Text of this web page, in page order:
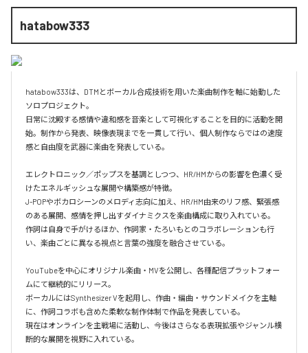
hatabow333
hatabow333は、DTMとボーカル合成技術を用いた楽曲制作を軸に始動した
ソロプロジェクト。
日常に沈殿する感情や違和感を音楽として可視化することを目的に活動を開
始。制作から発表、映像表現までを一貫して行い、個人制作ならではの速度
感と自由度を武器に楽曲を発表している。
エレクトロニック／ポップスを基調としつつ、HR/HMからの影響を色濃く受
けたエネルギッシュな展開や構築感が特徴。
J-POPやボカロシーンのメロディ志向に加え、HR/HM由来のリフ感、緊張感
のある展開、感情を押し出すダイナミクスを楽曲構成に取り入れている。
作詞は自身で手がけるほか、作詞家・たろいもとのコラボレーションも行
い、楽曲ごとに異なる視点と言葉の強度を融合させている。
YouTubeを中心にオリジナル楽曲・MVを公開し、各種配信プラットフォー
ムにて継続的にリリース。
ボーカルにはSynthesizer Vを起用し、作曲・編曲・サウンドメイクを主軸
に、作詞コラボも含めた柔軟な制作体制で作品を発表している。
現在はオンラインを主戦場に活動し、今後はさらなる表現拡張やジャンル横
断的な展開を視野に入れている。